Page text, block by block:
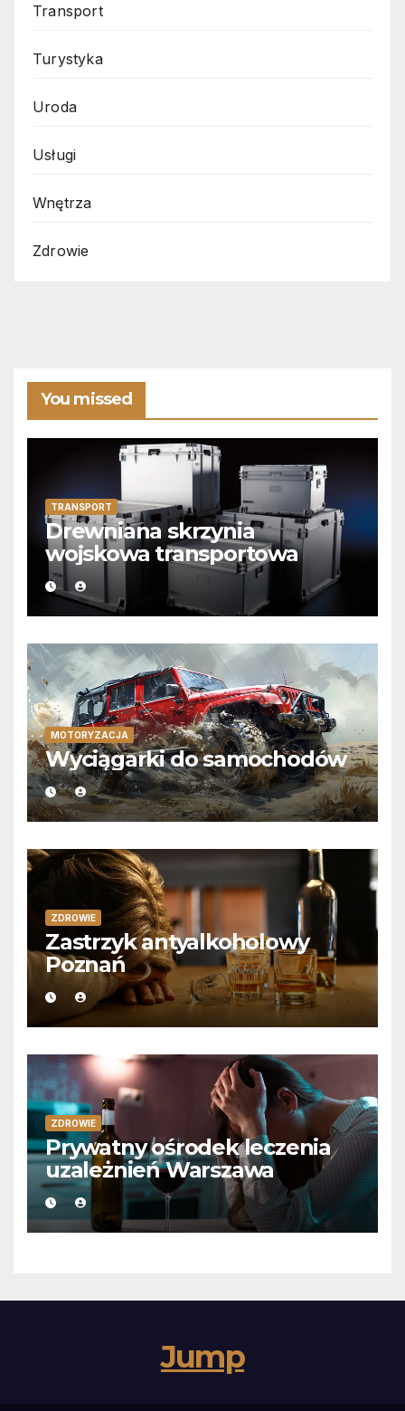
Transport
Turystyka
Uroda
Usługi
Wnętrza
Zdrowie
You missed
TRANSPORT
Drewniana skrzynia
wojskowa transportowa
MOTORYZACJA
Wyciągarki do samochodów
ZDROWIE
Zastrzyk antyalkoholowy
Poznań
ZDROWIE
Prywatny ośrodek leczenia
uzależnień Warszawa
Jump